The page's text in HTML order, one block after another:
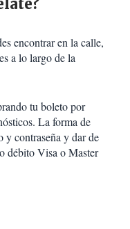
encontrar en la calle,
a lo largo de la
tu boleto por
La forma de
y contraseña y dar de
débito Visa o Master